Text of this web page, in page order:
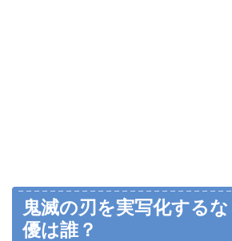
鬼滅の刃を実写化する
優は誰？